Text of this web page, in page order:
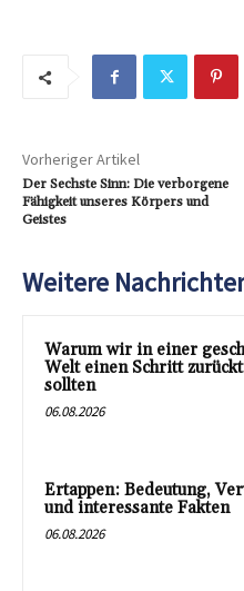
Vorheriger Artikel
Der Sechste Sinn: Die verborgene
Fähigkeit unseres Körpers und
Geistes
Weitere
Warum wir in einer
Welt einen Schritt
sollten
06.08.2026
Ertappen: Bedeutung,
und interessante Fakten
06.08.2026